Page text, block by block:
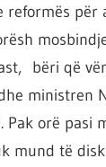
për
bëri që
ministren
orë pasi
mund të